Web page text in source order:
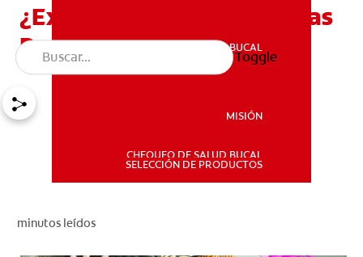
SALUD BUCAL
SALUD BUCAL
MISIÓN
CHEQUEO DE SALUD BUCAL
SELECCIÓN DE PRODUCTOS
Toggle
¿Existen Otras Alternativas
Para Mejorar Mi Sonrisa?
minutos leídos